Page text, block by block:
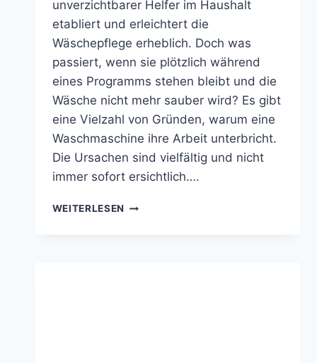
unverzichtbarer Helfer im Haushalt
etabliert und erleichtert die
Wäschepflege erheblich. Doch was
passiert, wenn sie plötzlich während
eines Programms stehen bleibt und die
Wäsche nicht mehr sauber wird? Es gibt
eine Vielzahl von Gründen, warum eine
Waschmaschine ihre Arbeit unterbricht.
Die Ursachen sind vielfältig und nicht
immer sofort ersichtlich….
WEITERLESEN PROBLEMDIAGNOSE: